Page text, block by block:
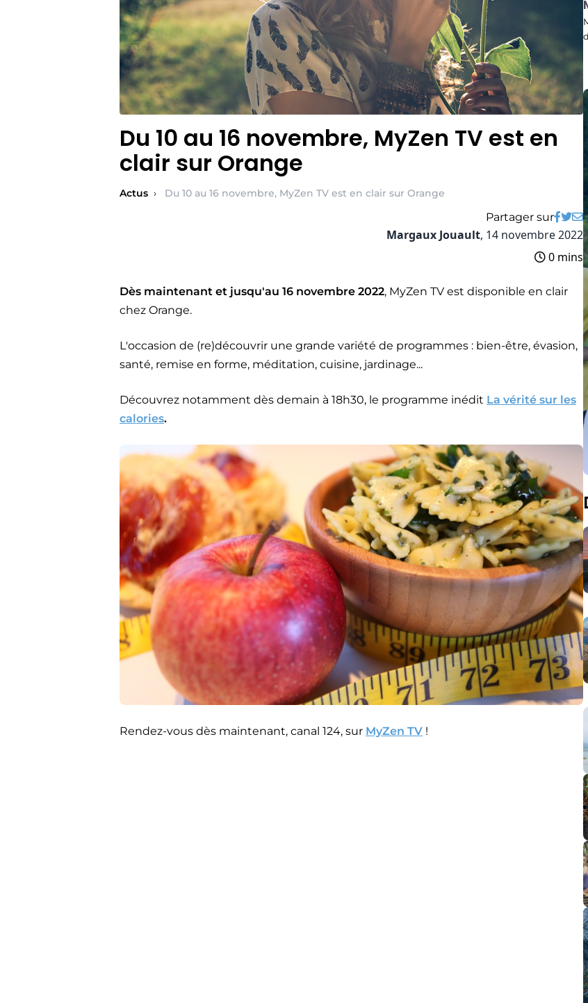
Du 10 au 16 novembre, MyZen TV est en
clair sur Orange
Actus › Du 10 au 16 novembre, MyZen TV est en clair sur Orange
Partager sur
Margaux Jouault, 14 novembre 2022
0 mins
Dès maintenant et jusqu'au 16 novembre 2022, MyZen TV est disponible en clair
chez Orange.
L'occasion de (re)découvrir une grande variété de programmes : bien-être, évasion,
santé, remise en forme, méditation, cuisine, jardinage...
Découvrez notamment dès demain à 18h30, le programme inédit La vérité sur les
calories.
Rendez-vous dès maintenant, canal 124, sur MyZen TV !